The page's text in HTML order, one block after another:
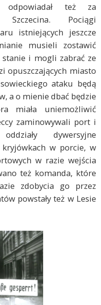
odpowiadał też za
Szczecina. Pociągi
istniejących jeszcze
musieli zostawić
i mogli zabrać ze
opuszczających miasto
ataku będą
a o mienie dbać będzie
miała uniemożliwić
zaminowywali port i
dywersyjne
w porcie, w
w razie wejścia
też komanda, które
zdobycia go przez
powstały też w Lesie